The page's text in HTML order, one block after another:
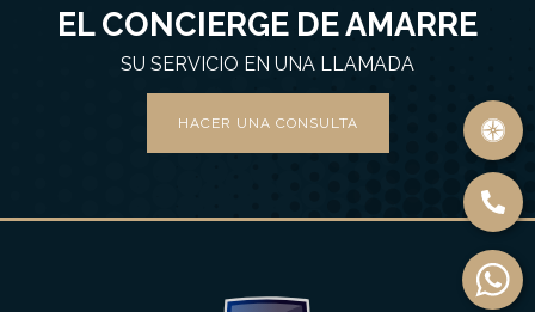
EL CONCIERGE DE AMARRE
SU SERVICIO EN UNA LLAMADA
HACER UNA CONSULTA